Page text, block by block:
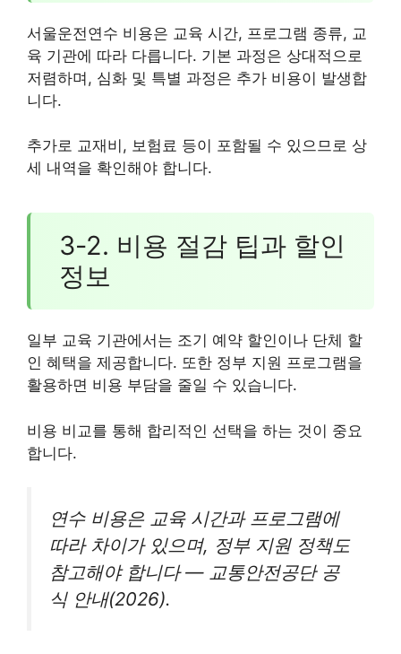
서울운전연수 비용은 교육 시간, 프로그램 종류, 교
육 기관에 따라 다릅니다. 기본 과정은 상대적으로
저렴하며, 심화 및 특별 과정은 추가 비용이 발생합
니다.
추가로 교재비, 보험료 등이 포함될 수 있으므로 상
세 내역을 확인해야 합니다.
3-2. 비용 절감 팁과 할인
정보
일부 교육 기관에서는 조기 예약 할인이나 단체 할
인 혜택을 제공합니다. 또한 정부 지원 프로그램을
활용하면 비용 부담을 줄일 수 있습니다.
비용 비교를 통해 합리적인 선택을 하는 것이 중요
합니다.
연수 비용은 교육 시간과 프로그램에
따라 차이가 있으며, 정부 지원 정책도
참고해야 합니다 — 교통안전공단 공
식 안내(2026).